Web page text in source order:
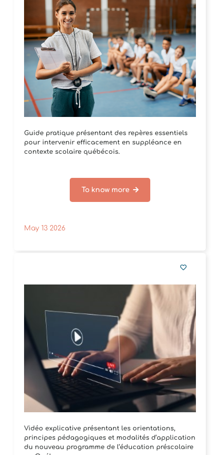
Guide pratique présentant des repères essentiels
pour intervenir efficacement en suppléance en
contexte scolaire québécois.
To know more
May 13 2026
Vidéo explicative présentant les orientations,
principes pédagogiques et modalités d’application
du nouveau programme de l’éducation préscolaire